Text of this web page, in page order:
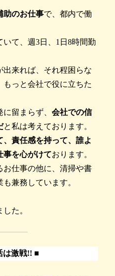
助のお仕事で、都内で働
て、週3日、1日8時間勤
来れば、それ程困らな
っと会社で役に立ちた
に留まらず、会社での信
と私は考えております。
、責任感を持って、誰よ
事を心がけております。
お仕事の他に、清掃や書
兼務しています。
た。
は激戦!! ■